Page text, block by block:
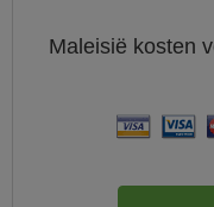
Maleisië kosten